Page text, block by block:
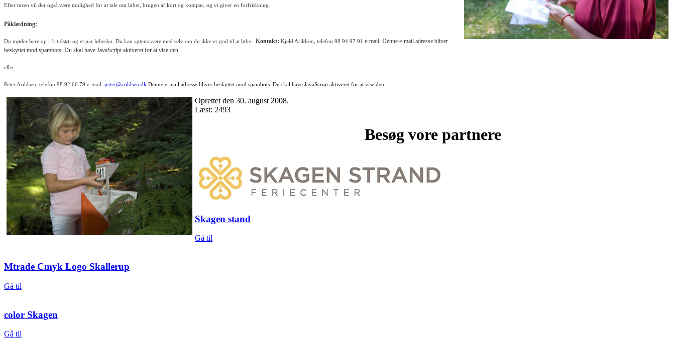
Efter turen vil der også være mulighed for at tale om løbet, brugen af kort og kompas, og vi giver en forfriskning.
Påklædning:
Du møder bare op i fritidstøj og et par løbesko. Du kan agtens være med selv om du ikke er god til at løbe. Kontakt: Kjeld Arildsen, telefon 98 94 97 91 e-mail: Denne e-mail adresse bliver
beskyttet mod spambots. Du skal have JavaScript aktiveret for at vise den.
eller
Peter Arildsen, telefon 98 92 66 79 e-mail: peter@arildsen.dk Denne e-mail adresse bliver beskyttet mod spambots. Du skal have JavaScript aktiveret for at vise den.
Oprettet den 30. august 2008.
Læst: 2493
Besøg vore partnere
Skagen stand
Gå til
Mtrade Cmyk Logo Skallerup
Gå til
color Skagen
Gå til